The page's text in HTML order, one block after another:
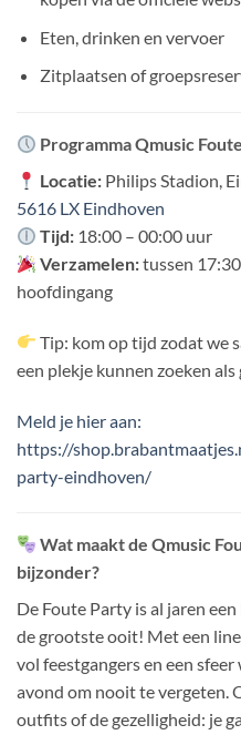
Eten, drinken en vervoer
Zitplaatsen of
Programma Qmusic
Locatie: Philips Stadion,
5616 LX Eindhoven
Tijd: 18:00 – 00:00 uur
Verzamelen:tussen
hoofdingang
Tip: kom op tijd zodat we
een plekje kunnen zoeken als
Meld je hier aan:
https://
party-eindhoven/
Wat maakt de Qmusic
bijzonder?
De Foute Party is al jaren
de grootste ooit! Met een
vol feestgangers en een
avond om nooit te vergeten.
outfits of de gezelligheid: je